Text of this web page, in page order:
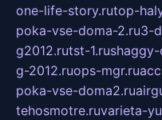
one-life-story.rutop-
poka-vse-doma-2.ru3-
g2012.rutst-1.ru
g-2012.ruops-mgr.ru
poka-vse-doma2.ru
tehosmotre.ruvarieta-